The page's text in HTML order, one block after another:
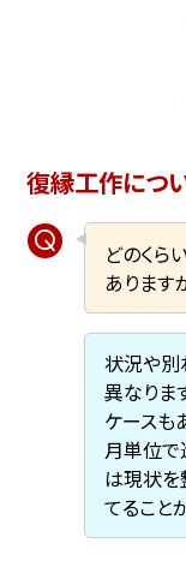
復縁工作につ
どのくら
あります
状況や別
異なりま
ケースも
月単位で
は現状を
てること